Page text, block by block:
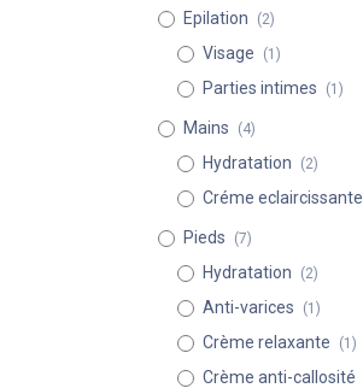
Epilation (2)
Visage (1)
Parties intimes (1)
Mains (4)
Hydratation (2)
Créme eclaircissante
Pieds (7)
Hydratation (2)
Anti-varices (1)
Crème relaxante (1)
Crème anti-callosité